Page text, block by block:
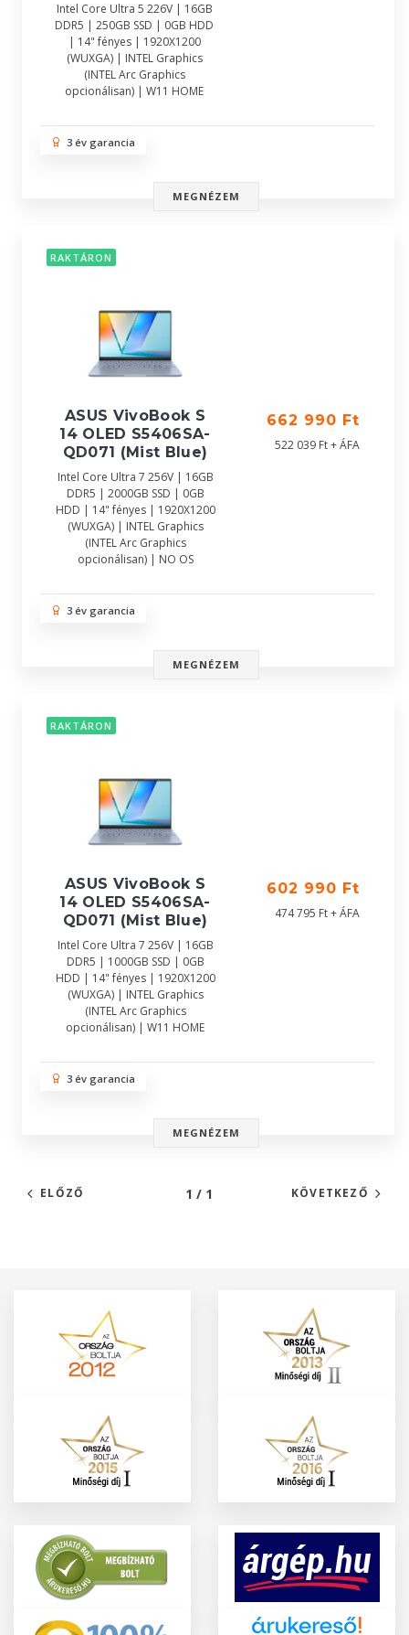
Intel Core Ultra 5 226V | 16GB
DDR5 | 250GB SSD | 0GB HDD
| 14" fényes | 1920X1200
(WUXGA) | INTEL Graphics
(INTEL Arc Graphics
opcionálisan) | W11 HOME
3 év garancia
MEGNÉZEM
RAKTÁRON
ASUS VivoBook S
14 OLED S5406SA-
QD071 (Mist Blue)
Intel Core Ultra 7 256V | 16GB
DDR5 | 2000GB SSD | 0GB
HDD | 14" fényes | 1920X1200
(WUXGA) | INTEL Graphics
(INTEL Arc Graphics
opcionálisan) | NO OS
662 990 Ft
522 039 Ft + ÁFA
3 év garancia
MEGNÉZEM
RAKTÁRON
ASUS VivoBook S
14 OLED S5406SA-
QD071 (Mist Blue)
Intel Core Ultra 7 256V | 16GB
DDR5 | 1000GB SSD | 0GB
HDD | 14" fényes | 1920X1200
(WUXGA) | INTEL Graphics
(INTEL Arc Graphics
opcionálisan) | W11 HOME
602 990 Ft
474 795 Ft + ÁFA
3 év garancia
MEGNÉZEM
ELŐZŐ 1 / 1 KÖVETKEZŐ